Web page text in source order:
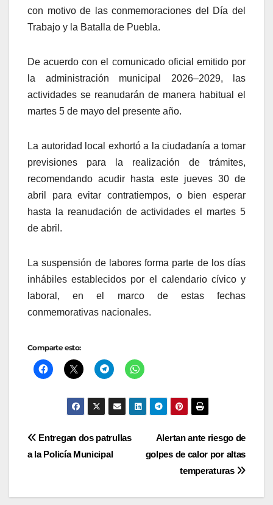
con motivo de las conmemoraciones del Día del
Trabajo y la Batalla de Puebla.
De acuerdo con el comunicado oficial emitido por
la administración municipal 2026–2029, las
actividades se reanudarán de manera habitual el
martes 5 de mayo del presente año.
La autoridad local exhortó a la ciudadanía a tomar
previsiones para la realización de trámites,
recomendando acudir hasta este jueves 30 de
abril para evitar contratiempos, o bien esperar
hasta la reanudación de actividades el martes 5
de abril.
La suspensión de labores forma parte de los días
inhábiles establecidos por el calendario cívico y
laboral, en el marco de estas fechas
conmemorativas nacionales.
Comparte esto:
Navegación
entradas
Alertan ante riesgo de
golpes de calor por altas
temperaturas
Entregan dos patrullas
a la Policía Municipal